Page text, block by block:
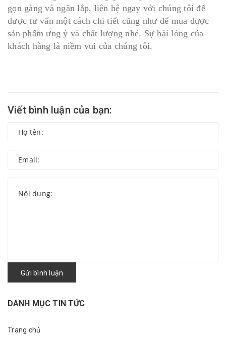
gọn gàng và ngăn lắp, liên hệ ngay với chúng tôi để
được tư vấn một cách chi tiết cũng như để mua được
sản phẩm ưng ý và chất lượng nhé. Sự hài lòng của
khách hàng là niềm vui của chúng tôi.
Viết bình luận của bạn:
Gửi bình luận
DANH MỤC TIN TỨC
Trang chủ